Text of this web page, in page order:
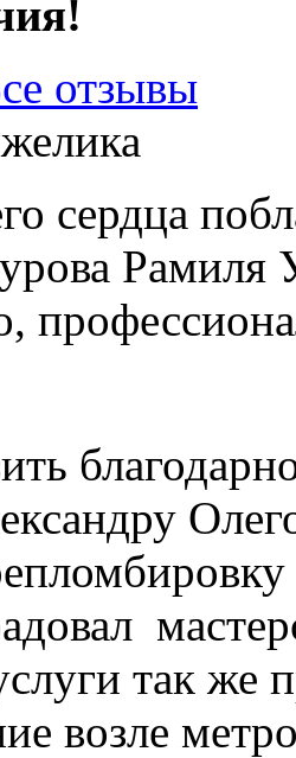
отзывы
сердца
Рамиля
так же
возле